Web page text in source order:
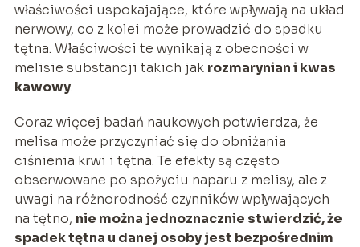
właściwości uspokajające, które wpływają na układ
nerwowy, co z kolei może prowadzić do spadku
tętna. Właściwości te wynikają z obecności w
melisie substancji takich jak rozmarynian i kwas
kawowy.
Coraz więcej badań naukowych potwierdza, że
melisa może przyczyniać się do obniżania
ciśnienia krwi i tętna. Te efekty są często
obserwowane po spożyciu naparu z melisy, ale z
uwagi na różnorodność czynników wpływających
na tętno, nie można jednoznacznie stwierdzić, że
spadek tętna u danej osoby jest bezpośrednim